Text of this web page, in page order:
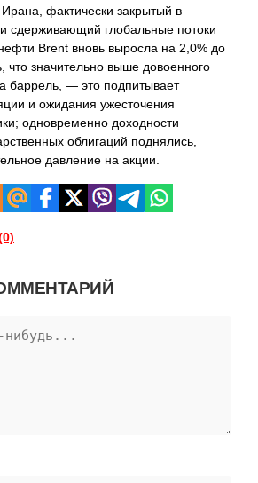
фактически закрытый в
сдерживающий глобальные потоки
Brent вновь выросла на 2,0% до
что значительно выше довоенного
баррель, — это подпитывает
и ожидания ужесточения
одновременно доходности
облигаций поднялись,
давление на акции.